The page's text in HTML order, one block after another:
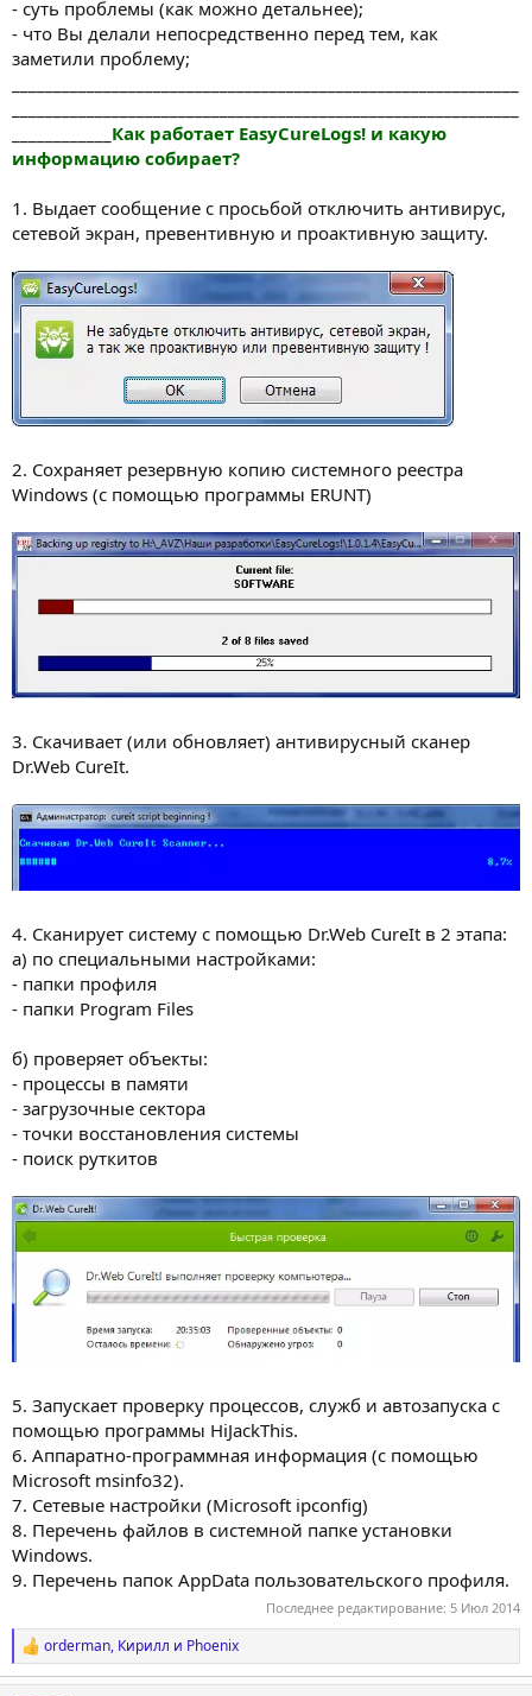
- суть проблемы (как можно детальнее);
- что Вы делали непосредственно перед тем, как
заметили проблему;
Как работает EasyCureLogs! и какую
информацию собирает?
1. Выдает сообщение с просьбой отключить антивирус,
сетевой экран, превентивную и проактивную защиту.
2. Сохраняет резервную копию системного реестра
Windows (с помощью программы ERUNT)
3. Скачивает (или обновляет) антивирусный сканер
Dr.Web CureIt.
4. Сканирует систему с помощью Dr.Web CureIt в 2 этапа:
а) по специальными настройками:
- папки профиля
- папки Program Files
б) проверяет объекты:
- процессы в памяти
- загрузочные сектора
- точки восстановления системы
- поиск руткитов
5. Запускает проверку процессов, служб и автозапуска с
помощью программы HiJackThis.
6. Аппаратно-программная информация (с помощью
Microsoft msinfo32).
7. Сетевые настройки (Microsoft ipconfig)
8. Перечень файлов в системной папке установки
Windows.
9. Перечень папок AppData пользовательского профиля.
Последнее редактирование: 5 Июл 2014
Р
е
orderman, Кирилл и Phoenix